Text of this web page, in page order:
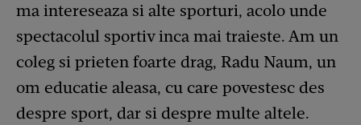
ma intereseaza si alte sporturi, acolo unde
spectacolul sportiv inca mai traieste. Am un
coleg si prieten foarte drag, Radu Naum, un
om educatie aleasa, cu care povestesc des
despre sport, dar si despre multe altele.